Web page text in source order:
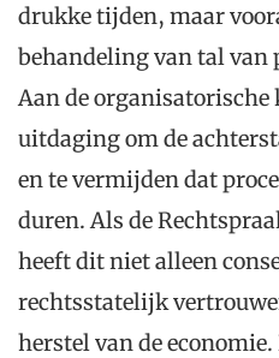
drukke tijden, maar
behandeling van tal van
Aan de organisatorische
uitdaging om de
en te vermijden dat
duren. Als de
heeft dit niet alleen
rechtsstatelijk
herstel van de